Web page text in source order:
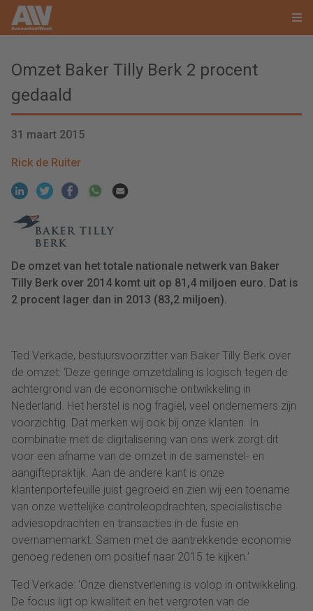
Omzet Baker Tilly Berk 2 procent
gedaald
31 maart 2015
Rick de Ruiter
De omzet van het totale nationale netwerk van Baker
Tilly Berk over 2014 komt uit op 81,4 miljoen euro. Dat is
2 procent lager dan in 2013 (83,2 miljoen).
Ted Verkade, bestuursvoorzitter van Baker Tilly Berk over
de omzet: ‘Deze geringe omzetdaling is logisch tegen de
achtergrond van de economische ontwikkeling in
Nederland. Het herstel is nog fragiel, veel ondernemers zijn
voorzichtig. Dat merken wij ook bij onze klanten. In
combinatie met de digitalisering van ons werk zorgt dit
voor een afname van de omzet in de samenstel- en
aangiftepraktijk. Aan de andere kant is onze
klantenportefeuille juist gegroeid en zien wij een toename
van onze wettelijke controleopdrachten, specialistische
adviesopdrachten en transacties in de fusie en
overnamemarkt. Samen met de aantrekkende economie
genoeg redenen om positief naar 2015 te kijken.’
Ted Verkade: ‘Onze dienstverlening is volop in ontwikkeling.
De focus ligt op kwaliteit en het vergroten van de